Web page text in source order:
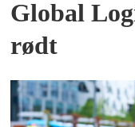
Global
rødt